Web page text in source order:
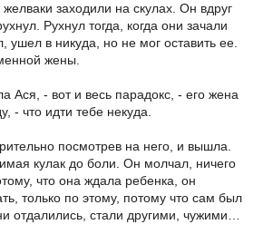
желваки заходили на скулах. Он вдруг
Рухнул тогда, когда они зачали
в никуда, но не мог оставить ее.
жены.
Ася, - вот и весь парадокс, - его жена
- что идти тебе некуда.
посмотрев на него, и вышла.
кулак до боли. Он молчал, ничего
что она ждала ребенка, он
только по этому, потому что сам был
отдалились, стали другими, чужими…